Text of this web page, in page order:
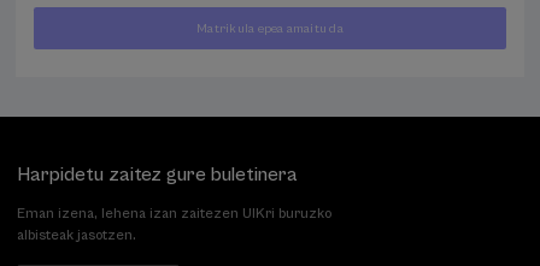
...
400
€
-
TIK
Azken
lekuak
Doan
Data
gaindituta
Itxarote
zerrenda
Matrikula epea amaitu da
Harpidetu zaitez gure buletinera
Eman izena, lehena izan zaitezen UIKri buruzko
albisteak jasotzen.